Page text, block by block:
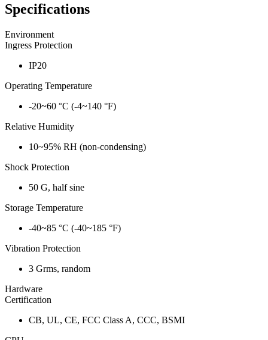
Specifications
Environment
Ingress Protection
IP20
Operating Temperature
-20~60 °C (-4~140 °F)
Relative Humidity
10~95% RH (non-condensing)
Shock Protection
50 G, half sine
Storage Temperature
-40~85 °C (-40~185 °F)
Vibration Protection
3 Grms, random
Hardware
Certification
CB, UL, CE, FCC Class A, CCC, BSMI